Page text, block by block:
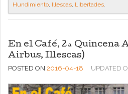
Hundimiento, Illescas, Libertades.
En el Café, 2ª Quincena
Airbus, Illescas)
POSTED ON 2016-04-18 UPDATED